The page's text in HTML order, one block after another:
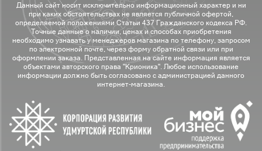
Данный сайт носит исключительно информационный характер и ни
при каких обстоятельствах не является публичной офертой,
определяемой положениями Статьи 437 Гражданского кодекса РФ.
Точные данные о наличии, ценах и способах приобретения
необходимо узнавать у менеджеров магазина по телефону, запросом
по электронной почте, через форму обратной связи или при
оформлении заказа. Представленная на сайте информация является
объектами авторского права "Крионика". Любое использование
информации должно быть согласовано с администрацией данного
интернет-магазина.